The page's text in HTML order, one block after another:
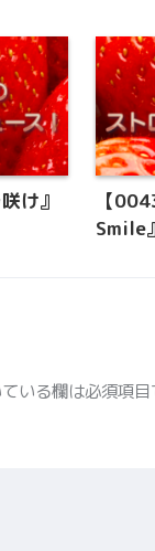
け』
【
Smile』
いる欄は必須項目